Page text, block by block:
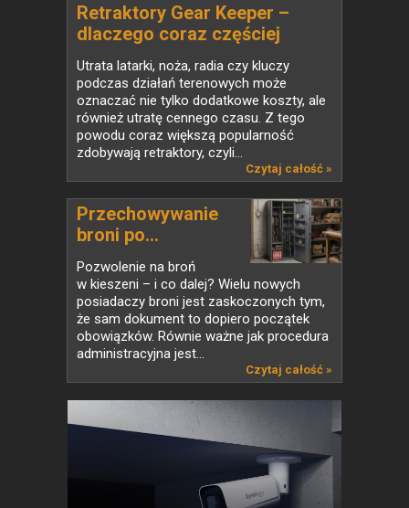
Retraktory Gear Keeper –
dlaczego coraz częściej
taktyczne?
Utrata latarki, noża, radia czy kluczy
podczas działań terenowych może
oznaczać nie tylko dodatkowe koszty, ale
również utratę cennego czasu. Z tego
powodu coraz większą popularność
zdobywają retraktory, czyli...
Czytaj całość »
Przechowywanie
broni po...
Pozwolenie na broń
w kieszeni – i co dalej? Wielu nowych
posiadaczy broni jest zaskoczonych tym,
że sam dokument to dopiero początek
obowiązków. Równie ważne jak procedura
administracyjna jest...
Czytaj całość »